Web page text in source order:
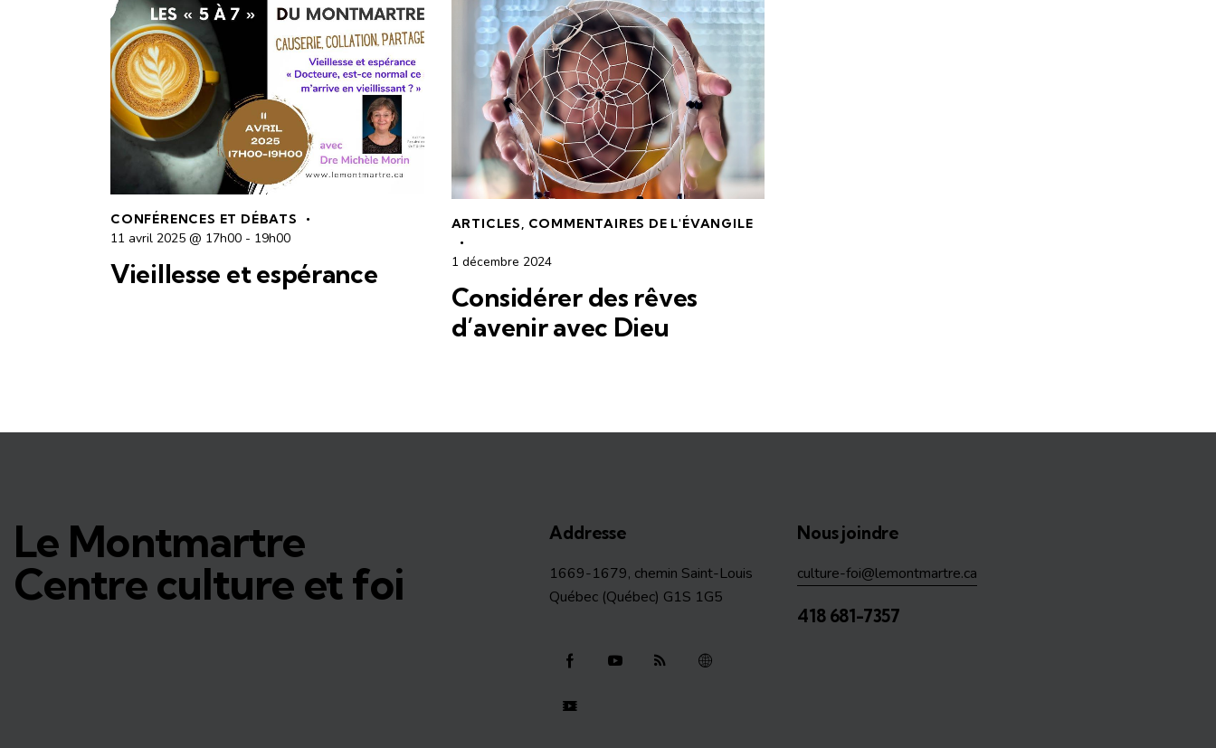
CONFÉRENCES ET DÉBATS
11 avril 2025 @ 17h00 - 19h00
Vieillesse et espérance
ARTICLES, COMMENTAIRES DE L'ÉVANGILE
1 décembre 2024
Considérer des rêves
d’avenir avec Dieu
Le Montmartre
Centre culture et foi
Addresse
1669-1679, chemin Saint-Louis
Québec (Québec) G1S 1G5
Nous joindre
culture-foi@lemontmartre.ca
418 681-7357